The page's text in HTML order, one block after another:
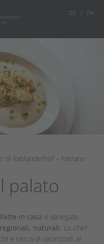
DE EN
al Rablanderhof – Merano
palato
Fatte in casa e variegate.
naturali. Lo chef
e cerca di valorizzarli al